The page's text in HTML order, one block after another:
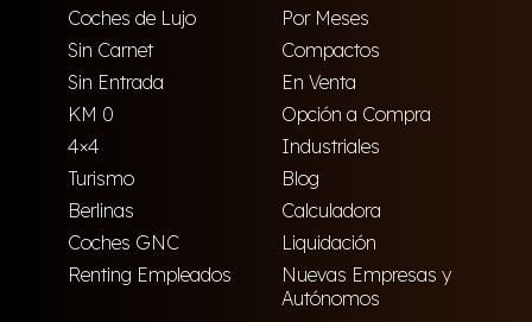
Coches de Lujo
Por Meses
Sin Carnet
Compactos
Sin Entrada
En Venta
KM 0
Opción a Compra
4×4
Industriales
Turismo
Blog
Berlinas
Calculadora
Coches GNC
Liquidación
Renting Empleados
Nuevas Empresas y
Autónomos